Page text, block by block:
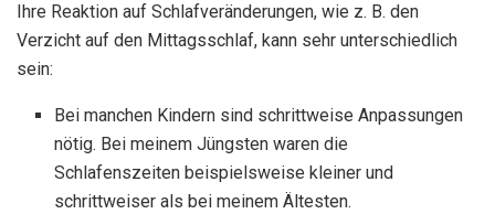
Ihre Reaktion auf Schlafveränderungen, wie z. B. den
Verzicht auf den Mittagsschlaf, kann sehr unterschiedlich
sein:
Bei manchen Kindern sind schrittweise Anpassungen
nötig. Bei meinem Jüngsten waren die
Schlafenszeiten beispielsweise kleiner und
schrittweiser als bei meinem Ältesten.